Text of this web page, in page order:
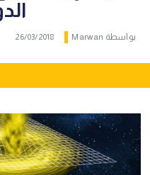
بواسطة 26/03/2018